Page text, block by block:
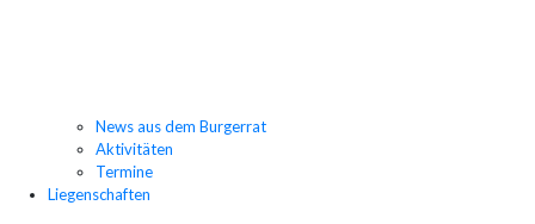
News aus dem Burgerrat
Aktivitäten
Termine
Liegenschaften